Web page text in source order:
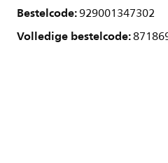
Bestelcode:929001347302
Volledige bestelcode: